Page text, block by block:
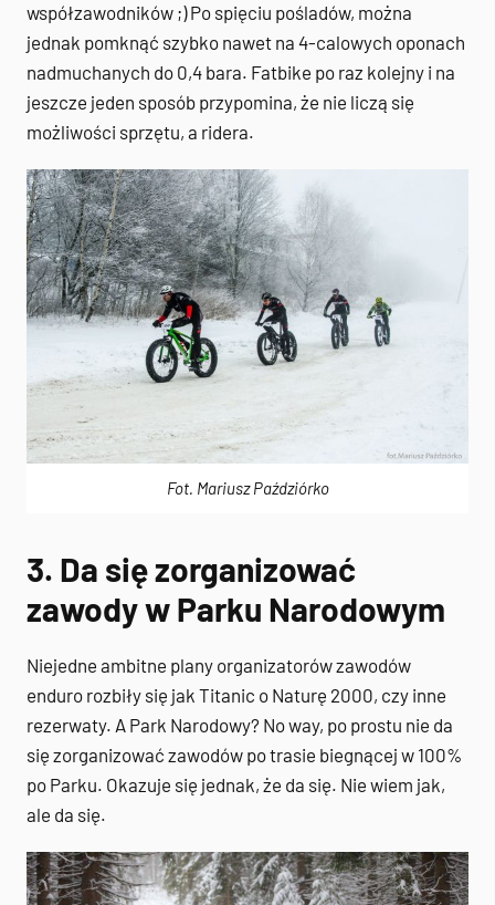
współzawodników ;) Po spięciu pośladów, można
jednak pomknąć szybko nawet na 4-calowych oponach
nadmuchanych do 0,4 bara. Fatbike po raz kolejny i na
jeszcze jeden sposób przypomina, że nie liczą się
możliwości sprzętu, a ridera.
Fot. Mariusz Paździórko
3. Da się zorganizować
zawody w Parku Narodowym
Niejedne ambitne plany organizatorów zawodów
enduro rozbiły się jak Titanic o Naturę 2000, czy inne
rezerwaty. A Park Narodowy? No way, po prostu nie da
się zorganizować zawodów po trasie biegnącej w 100%
po Parku. Okazuje się jednak, że da się. Nie wiem jak,
ale da się.